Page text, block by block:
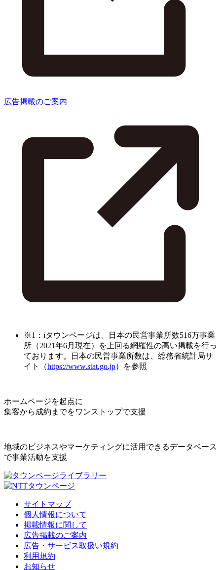
広告掲載のご案内
※1：iタウンページは、日本の民営事業所数516万事業
所（2021年6月現在）を上回る網羅性の高い掲載を行っ
ております。日本の民営事業所数は、総務省統計局サ
イト（https://www.stat.go.jp）を参照
ホームページを起点に
集客から成約までをワンストップで支援
地域のビジネスやマーケティングに活用できるデータベース
で事業活動を支援
サイトマップ
個人情報について
掲載情報に関して
広告掲載のご案内
広告・サービス取扱い規約
利用規約
お知らせ